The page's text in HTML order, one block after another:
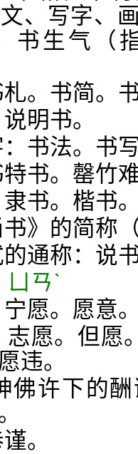
文、写字、
书生气（
。书简。
明书。
书法。书
书。罄竹
书。楷书
》的简称
通称：说
ㄢˋ
愿。愿意
愿。但愿
违。
许下的
。